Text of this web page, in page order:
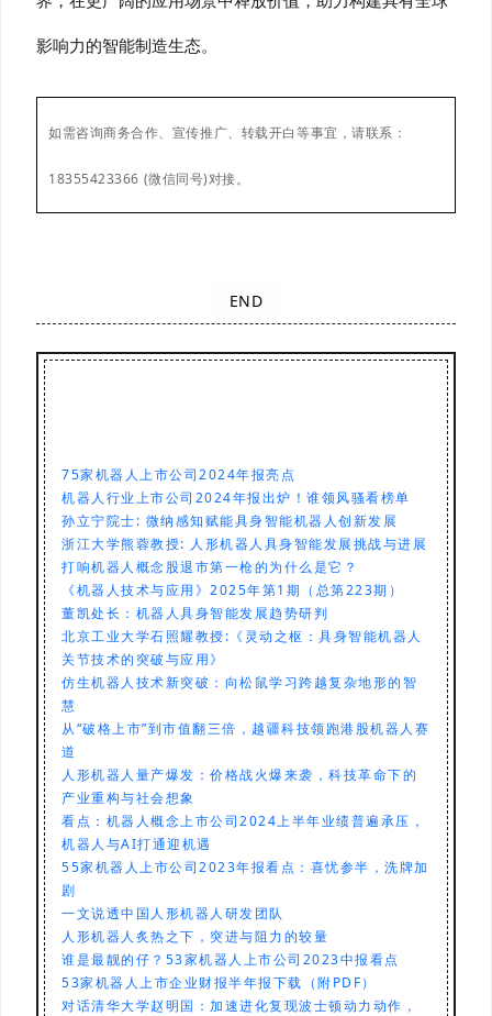
影响力的智能制造生态。
如需咨询商务合作、 宣传推广、 转载开白等事宜，请联系：
18355423366 (微信同号)对接。
END
75家机器人上市公司2024年报亮点
机器人行业上市公司2024年报出炉！谁领风骚看榜单
孙立宁院士: 微纳感知赋能具身智能机器人创新发展
浙江大学熊蓉教授: 人形机器人具身智能发展挑战与进展
打响机器人概念股退市第一枪的为什么是它？
《机器人技术与应用》2025年第1期（总第223期）
董凯处长：机器人具身智能发展趋势研判
北京工业大学石照耀教授:《灵动之枢：具身智能机器人
关节技术的突破与应用》
仿生机器人技术新突破：向松鼠学习跨越复杂地形的智
慧
从“破格上市”到市值翻三倍，越疆科技领跑港股机器人赛
道
人形机器人量产爆发：价格战火爆来袭，科技革命下的
产业重构与社会想象
看点：机器人概念上市公司2024上半年业绩普遍承压，
机器人与AI打通迎机遇
55家机器人上市公司2023年报看点：喜忧参半，洗牌加
剧
一文说透中国人形机器人研发团队
人形机器人炙热之下，突进与阻力的较量
谁是最靓的仔？53家机器人上市公司2023中报看点
53家机器人上市企业财报半年报下载（附PDF）
对话清华大学赵明国：加速进化复现波士顿动力动作，